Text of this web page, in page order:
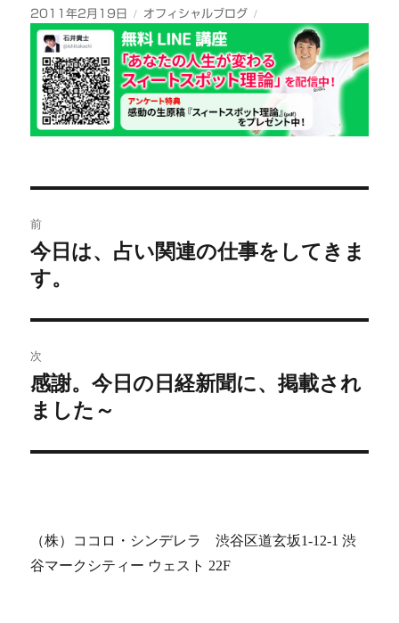
投
稿
2011年2月19日
カ
テ
ゴ
リ
ー
オフィシャルブログ
稿
ナ
ビ
ゲ
ー
前
前
の
稿:
今日は、占い関連の仕事をしてきま
す。
次
次
の
稿:
感謝。今日の日経新聞に、掲載され
ました～
（株）ココロ・シンデレラ 渋谷区道玄坂1-12-1 渋
谷マークシティー ウェスト 22F